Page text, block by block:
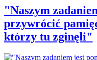
"Naszym
przywrócić
którzy tu zginęli"